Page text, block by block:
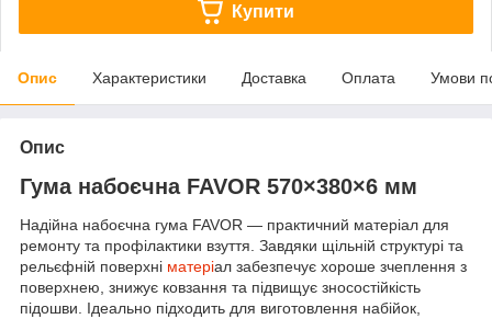
Купити
Опис Характеристики Доставка Оплата Умови
Опис
Гума набоєчна FAVOR 570×380×6 мм
Надійна набоєчна гума FAVOR — практичний матеріал для
ремонту та профілактики взуття. Завдяки щільній структурі та
рельєфній поверхні матеріал забезпечує хороше зчеплення з
поверхнею, знижує ковзання та підвищує зносостійкість
підошви. Ідеально підходить для виготовлення набійок,